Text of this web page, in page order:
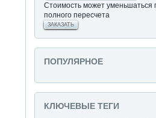
Стоимость может уменьшаться
полного пересчета
ЗАКАЗАТЬ
ПОПУЛЯРНОЕ
КЛЮЧЕВЫЕ ТЕГИ